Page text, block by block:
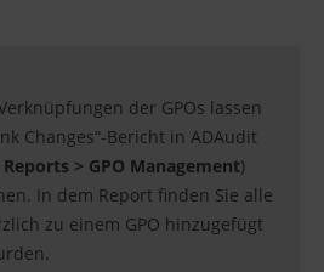
der GPOs lassen
Changes“-Bericht in ADAudit
Reports > GPO Management)
In dem Report finden Sie alle
zu einem GPO hinzugefügt